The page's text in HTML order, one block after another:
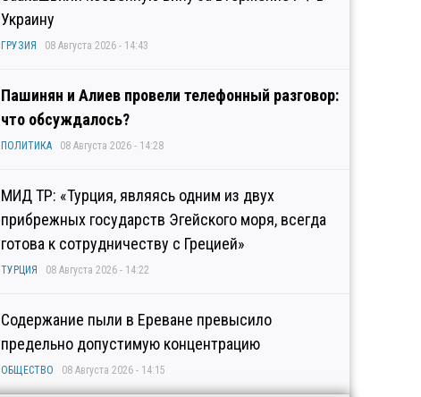
Украину
ГРУЗИЯ 08 Августа 2026 - 14:43
Пашинян и Алиев провели телефонный разговор:
что обсуждалось?
ПОЛИТИКА 08 Августа 2026 - 14:28
МИД ТР: «Турция, являясь одним из двух
прибрежных государств Эгейского моря, всегда
готова к сотрудничеству с Грецией»
ТУРЦИЯ 08 Августа 2026 - 14:22
Содержание пыли в Ереване превысило
предельно допустимую концентрацию
ОБЩЕСТВО 08 Августа 2026 - 14:15